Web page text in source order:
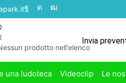
prodotto nell'elenco
Invia
una ludoteca Videoclip Le